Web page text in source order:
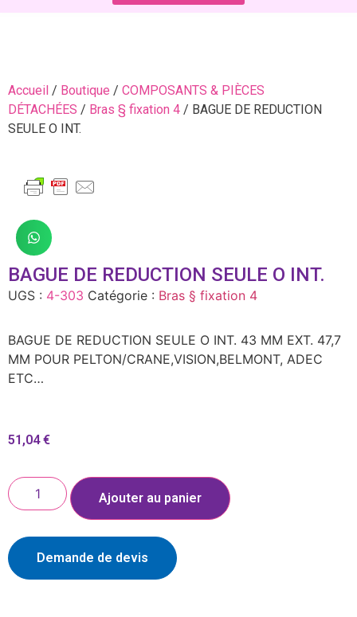
Accueil / Boutique / COMPOSANTS & PIÈCES
DÉTACHÉES / Bras § fixation 4 / BAGUE DE REDUCTION
SEULE O INT.
BAGUE DE REDUCTION SEULE O INT.
UGS : 4-303 Catégorie : Bras § fixation 4
BAGUE DE REDUCTION SEULE O INT. 43 MM EXT. 47,7
MM POUR PELTON/CRANE,VISION,BELMONT, ADEC
ETC…
51,04€
Ajouter au panier
Demande de devis